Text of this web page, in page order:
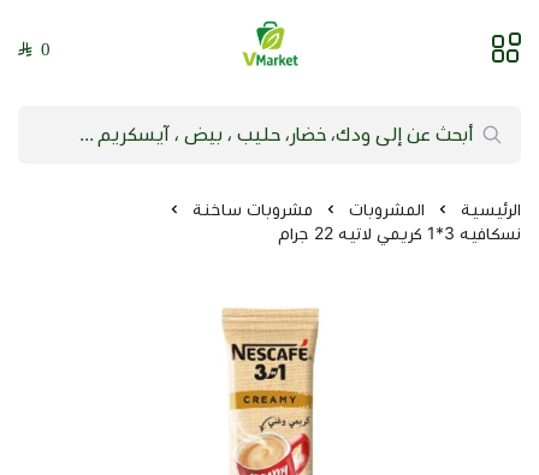
فيلج ماركت | VMarket
0
الرئيسية المشروبات
مشروبات ساخنة
نسكافيه 3*1 كريمي لاتيه 22 جرام